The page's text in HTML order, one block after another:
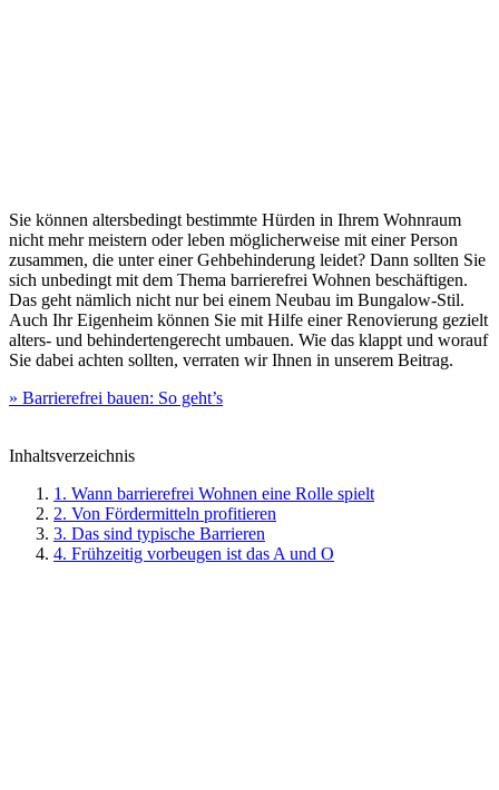
Sie können altersbedingt bestimmte Hürden in Ihrem Wohnraum
nicht mehr meistern oder leben möglicherweise mit einer Person
zusammen, die unter einer Gehbehinderung leidet? Dann sollten Sie
sich unbedingt mit dem Thema barrierefrei Wohnen beschäftigen.
Das geht nämlich nicht nur bei einem Neubau im Bungalow-Stil.
Auch Ihr Eigenheim können Sie mit Hilfe einer Renovierung gezielt
alters- und behindertengerecht umbauen. Wie das klappt und worauf
Sie dabei achten sollten, verraten wir Ihnen in unserem Beitrag.
» Barrierefrei bauen: So geht’s
Inhaltsverzeichnis
1. Wann barrierefrei Wohnen eine Rolle spielt
2. Von Fördermitteln profitieren
3. Das sind typische Barrieren
4. Frühzeitig vorbeugen ist das A und O